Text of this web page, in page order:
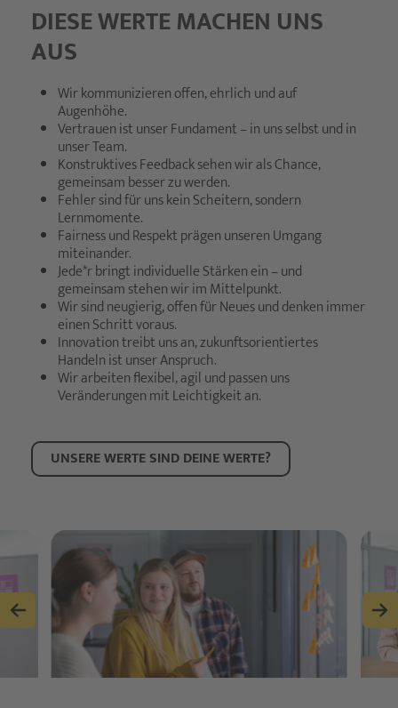
DIESE WERTE MACHEN UNS
AUS
Wir kommunizieren offen, ehrlich und auf
Augenhöhe.
Vertrauen ist unser Fundament – in uns selbst und in
unser Team.
Konstruktives Feedback sehen wir als Chance,
gemeinsam besser zu werden.
Fehler sind für uns kein Scheitern, sondern
Lernmomente.
Fairness und Respekt prägen unseren Umgang
miteinander.
Jede*r bringt individuelle Stärken ein – und
gemeinsam stehen wir im Mittelpunkt.
Wir sind neugierig, offen für Neues und denken immer
einen Schritt voraus.
Innovation treibt uns an, zukunftsorientiertes
Handeln ist unser Anspruch.
Wir arbeiten flexibel, agil und passen uns
Veränderungen mit Leichtigkeit an.
UNSERE WERTE SIND DEINE WERTE?